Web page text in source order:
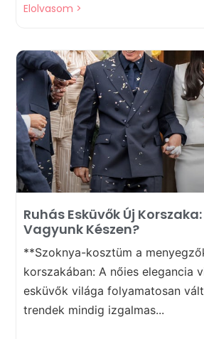
Elolvasom >
Ruhás Esküvők Új
Vagyunk Készen?
**Szoknya-kosztüm a
korszakában: A nőies elegancia
esküvők világa folyamatosan
trendek mindig izgalmas...